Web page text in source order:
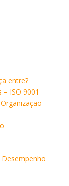
entre?
– ISO 9001